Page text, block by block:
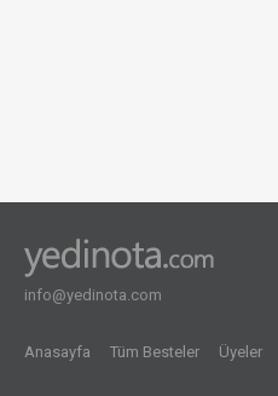
info@yedinota.com
Anasayfa Tüm Besteler Üyeler